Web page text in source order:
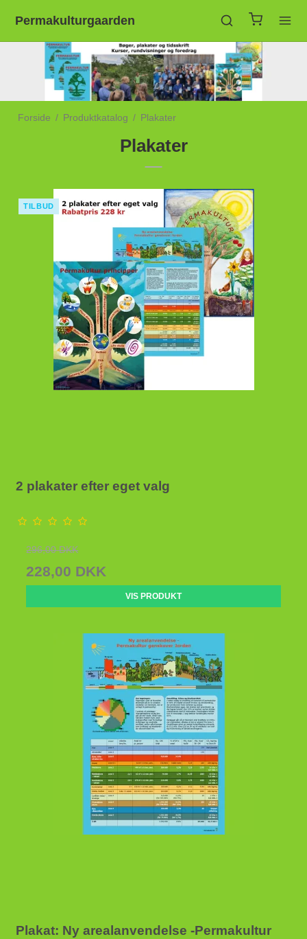
Permakulturgaarden
Forside / Produktkatalog / Plakater
Plakater
TILBUD
2 plakater efter eget valg
296,00 DKK
228,00 DKK
VIS PRODUKT
Plakat: Ny arealanvendelse -Permakultur